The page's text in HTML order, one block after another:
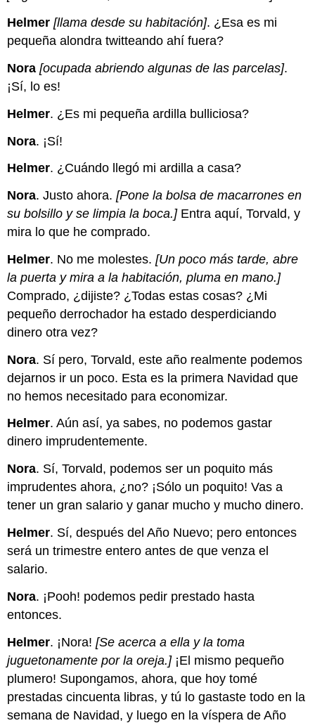
Helmer [llama desde su habitación]. ¿Esa es mi
pequeña alondra twitteando ahí fuera?
Nora [ocupada abriendo algunas de las parcelas].
¡Sí, lo es!
Helmer. ¿Es mi pequeña ardilla bulliciosa?
Nora. ¡Sí!
Helmer. ¿Cuándo llegó mi ardilla a casa?
Nora. Justo ahora.[Pone la bolsa de macarrones en
su bolsillo y se limpia la boca.] Entra aquí, Torvald, y
mira lo que he comprado.
Helmer. No me molestes.[Un poco más tarde, abre
la puerta y mira a la habitación, pluma en mano.]
Comprado, ¿dijiste? ¿Todas estas cosas? ¿Mi
pequeño derrochador ha estado desperdiciando
dinero otra vez?
Nora. Sí pero, Torvald, este año realmente podemos
dejarnos ir un poco. Esta es la primera Navidad que
no hemos necesitado para economizar.
Helmer. Aún así, ya sabes, no podemos gastar
dinero imprudentemente.
Nora. Sí, Torvald, podemos ser un poquito más
imprudentes ahora, ¿no? ¡Sólo un poquito! Vas a
tener un gran salario y ganar mucho y mucho dinero.
Helmer. Sí, después del Año Nuevo; pero entonces
será un trimestre entero antes de que venza el
salario.
Nora. ¡Pooh! podemos pedir prestado hasta
entonces.
Helmer. ¡Nora![Se acerca a ella y la toma
juguetonamente por la oreja.] ¡El mismo pequeño
plumero! Supongamos, ahora, que hoy tomé
prestadas cincuenta libras, y tú lo gastaste todo en la
semana de Navidad, y luego en la víspera de Año